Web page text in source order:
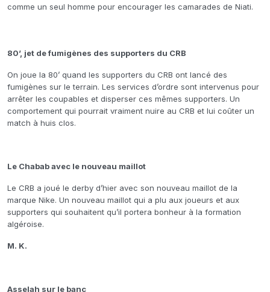
comme un seul homme pour encourager les camarades de Niati.
80’, jet de fumigènes des supporters du CRB
On joue la 80’ quand les supporters du CRB ont lancé des
fumigènes sur le terrain. Les services d’ordre sont intervenus pour
arrêter les coupables et disperser ces mêmes supporters. Un
comportement qui pourrait vraiment nuire au CRB et lui coûter un
match à huis clos.
Le Chabab avec le nouveau maillot
Le CRB a joué le derby d’hier avec son nouveau maillot de la
marque Nike. Un nouveau maillot qui a plu aux joueurs et aux
supporters qui souhaitent qu’il portera bonheur à la formation
algéroise.
M. K.
Asselah sur le banc